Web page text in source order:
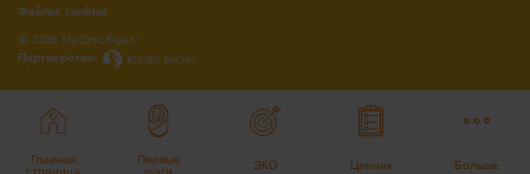
Главная
страница
Первые
шаги
ЭКО Ценник Больше
Партнерство:
© 2026 MyClinicRiga.lv
Файлы cookies